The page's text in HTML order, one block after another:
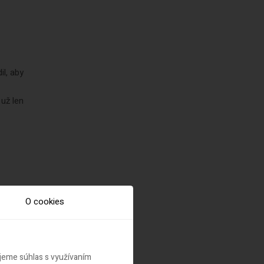
aby
len
O cookies
súhlas s využívaním